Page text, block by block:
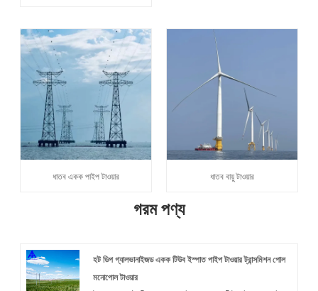
ধাতব একক পাইপ টাওয়ার ধাতব বায়ু টাওয়ার
গরম পণ্য
হট ডিপ গ্যালভানাইজড একক টিউব ইস্পাত পাইপ টাওয়ার ট্রান্সমিশন পোল
মনোপোল টাওয়ার